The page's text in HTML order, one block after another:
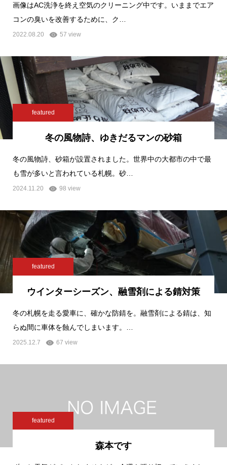
画像はAC洗浄を終え空気のクリーニング中です。いままでエア
コンの臭いを改善するために、ク…
2022.08.20 57 view
featured
冬の風物詩、ゆきだるマンの砂箱
冬の風物詩、砂箱が設置されました。世界中の大都市の中で最
も雪が多いと言われている札幌。砂…
2024.11.20 98 view
featured
ウインターシーズン、融雪剤による錆対策
冬の札幌を走る愛車に、確かな防錆を。融雪剤による錆は、知
らぬ間に車体を蝕んでしまいます。…
2025.12.7 67 view
featured
森本です